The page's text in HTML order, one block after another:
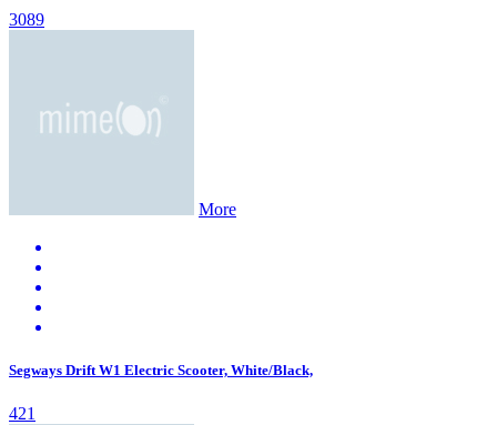
3089
More
Segways Drift W1 Electric Scooter, White/Black,
421